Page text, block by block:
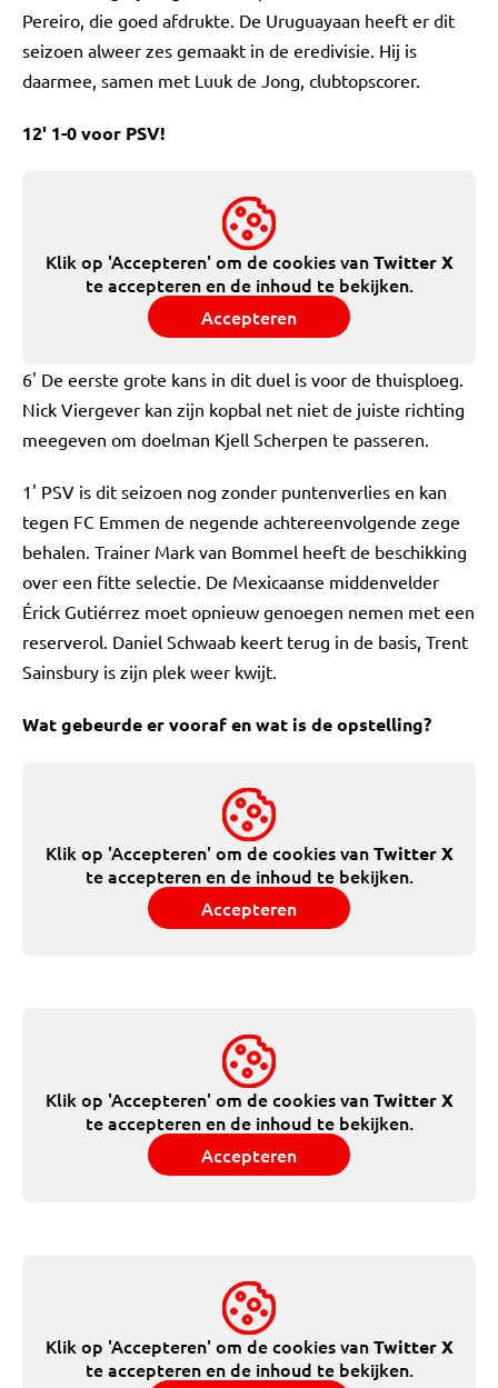
Pereiro, die goed afdrukte. De Uruguayaan heeft er dit
seizoen alweer zes gemaakt in de eredivisie. Hij is
daarmee, samen met Luuk de Jong, clubtopscorer.
12' 1-0 voor PSV!
Klik op 'Accepteren' om de cookies vanTwitter X
te accepteren en de inhoud te bekijken.
Accepteren
6' De eerste grote kans in dit duel is voor de thuisploeg.
Nick Viergever kan zijn kopbal net niet de juiste richting
meegeven om doelman Kjell Scherpen te passeren.
1' PSV is dit seizoen nog zonder puntenverlies en kan
tegen FC Emmen de negende achtereenvolgende zege
behalen. Trainer Mark van Bommel heeft de beschikking
over een fitte selectie. De Mexicaanse middenvelder
Érick Gutiérrez moet opnieuw genoegen nemen met een
reserverol. Daniel Schwaab keert terug in de basis, Trent
Sainsbury is zijn plek weer kwijt.
Wat gebeurde er vooraf en wat is de opstelling?
Klik op 'Accepteren' om de cookies vanTwitter X
te accepteren en de inhoud te bekijken.
Accepteren
Klik op 'Accepteren' om de cookies vanTwitter X
te accepteren en de inhoud te bekijken.
Accepteren
Klik op 'Accepteren' om de cookies vanTwitter X
te accepteren en de inhoud te bekijken.